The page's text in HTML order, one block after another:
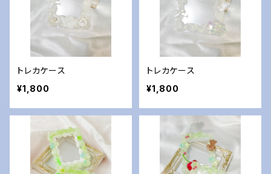
トレカケース
¥1,800
トレカケース
¥1,800